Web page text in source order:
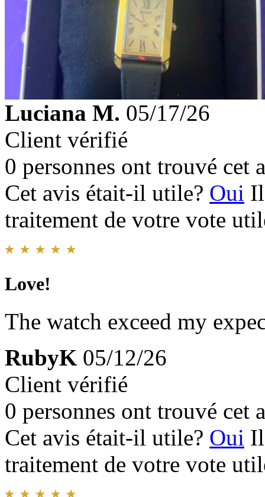
Luciana M. 05/17/26
Client vérifié
0 personnes ont trouvé cet
Cet avis était-il utile? Oui
traitement de votre vote
Love!
The watch exceed my
RubyK 05/12/26
Client vérifié
0 personnes ont trouvé cet
Cet avis était-il utile? Oui
traitement de votre vote